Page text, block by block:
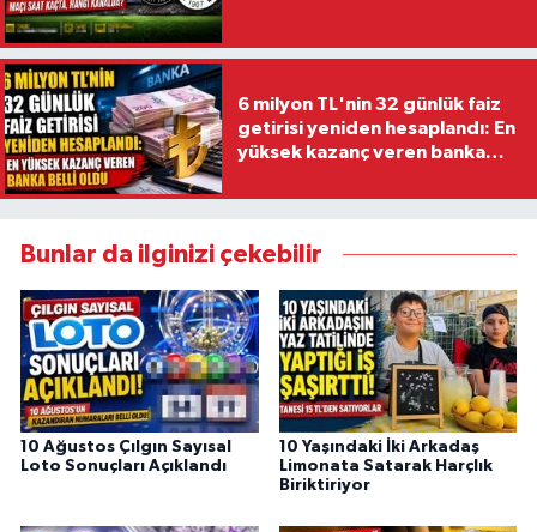
6 milyon TL'nin 32 günlük faiz
getirisi yeniden hesaplandı: En
yüksek kazanç veren banka
Bunlar da ilginizi çekebilir
10 Ağustos Çılgın Sayısal
Loto Sonuçları Açıklandı
10 Yaşındaki İki Arkadaş
Limonata Satarak Harçlık
Biriktiriyor